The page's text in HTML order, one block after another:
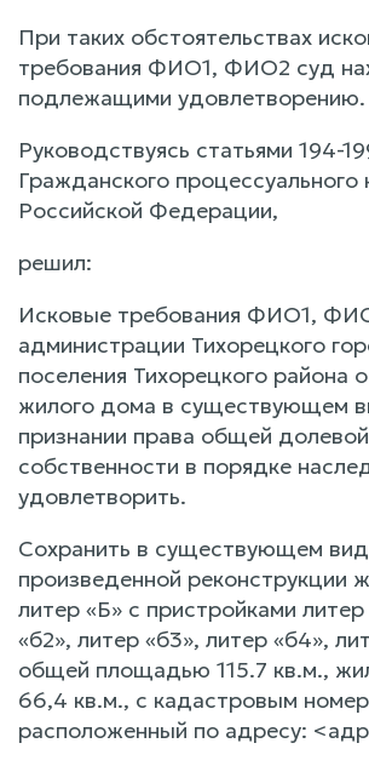
При таких обстоятельствах
требования ФИО1, ФИО2 суд
подлежащими удовлетворению.
Руководствуясь статьями 194-
Гражданского процессуального
Российской Федерации,
решил:
Исковые требования ФИО1,
администрации Тихорецкого
поселения Тихорецкого района
жилого дома в существующем
признании права общей долевой
собственности в порядке
удовлетворить.
Сохранить в существующем
произведенной реконструкции
литер «Б» с пристройками
«б2», литер «б3», литер «б4»,
общей площадью 115.7 кв.м.,
66,4 кв.м., с кадастровым
расположенный по адресу: